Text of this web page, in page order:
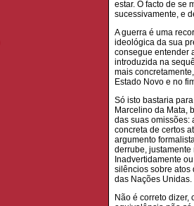
estar. O facto de se
sucessivamente, e
A guerra é uma
ideológica da sua
consegue entender
introduzida na
mais
Estado Novo e no
Só isto bastaria
Marcelino da Mata,
das suas omissões:
concreta de certos
argumento
derrube,
Inadvertidamente
silêncios sobre
das Nações Unidas.
Não é correto dizer,